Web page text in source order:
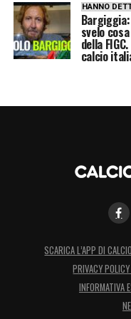
HANNO
svelo
della
calcio
SCARICA L’APP DI
PRIVACY
INFORMATIVA